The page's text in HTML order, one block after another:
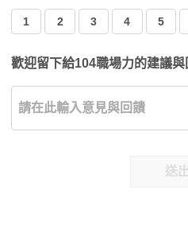
1 2 3 4 5
歡迎留下給104職場力的建議與
送出